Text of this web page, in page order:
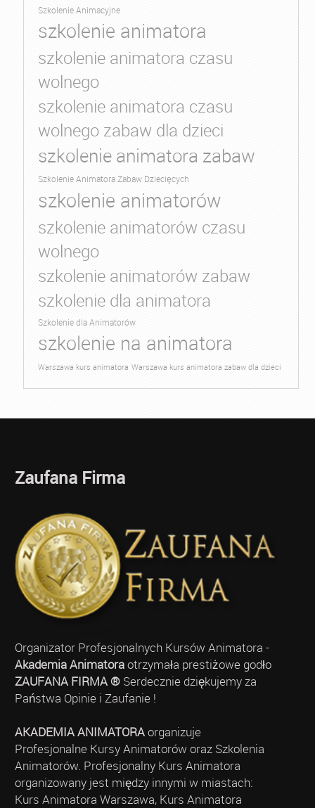
Szkolenie Animacyjne
szkolenie animatora
szkolenie animatora czasu
wolnego
szkolenie animatora czasu
wolnego zabaw dla dzieci
szkolenie animatora zabaw
Szkolenie Animatora Zabaw Dziecięcych
szkolenie animatorów
szkolenie animatorów czasu
wolnego
szkolenie animatorów zabaw
szkolenie dla animatora
Szkolenie dla Animatorów
szkolenie na animatora
Warszawa kurs animatora Warszawa kurs animatora zabaw dla dzieci
Zaufana Firma
Organizator Profesjonalnych Kursów Animatora -
Akademia Animatoraotrzymała prestiżowe godło
ZAUFANA FIRMA ®Serdecznie dziękujemy za
Państwa Opinie i Zaufanie !
AKADEMIA ANIMATORAorganizuje
Profesjonalne Kursy Animatorów oraz Szkolenia
Animatorów. Profesjonalny Kurs Animatora
organizowany jest między innymi w miastach:
Kurs Animatora Warszawa, Kurs Animatora